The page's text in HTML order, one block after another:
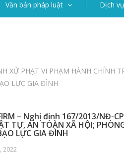
Văn bản pháp luật Dịch
PHẠT VI PHẠM HÀNH CHÍNH
LỰC GIA ĐÌNH
– Nghị định 167/2013/NĐ-
TỰ, AN TOÀN XÃ HỘI;
LỰC GIA ĐÌNH
2022